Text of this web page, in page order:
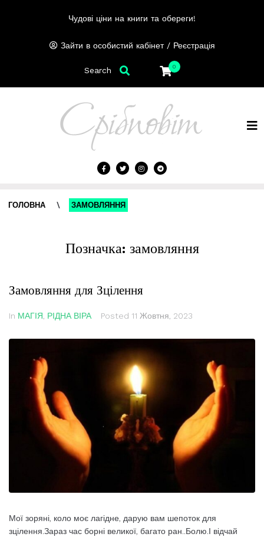
Чудові ціни на книги та обереги!
Зайти в особистий кабінет / Реєстрація
0
Search
ГОЛОВНА \ ЗАМОВЛЯННЯ
Позначка: замовляння
Замовляння для Зцілення
In МАГІЯ РІДНА ВІРА Posted 11 Жовтня, 2023
Мої зоряні, коло моє лагідне, дарую вам шепоток для
зцілення.Зараз час борні великої, багато ран..Болю.І відчай